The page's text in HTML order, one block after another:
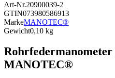
Art-Nr.20900039-2
GTIN073980586913
MarkeMANOTEC®
Gewicht0,10 kg
Rohrfedermanometer
MANOTEC®